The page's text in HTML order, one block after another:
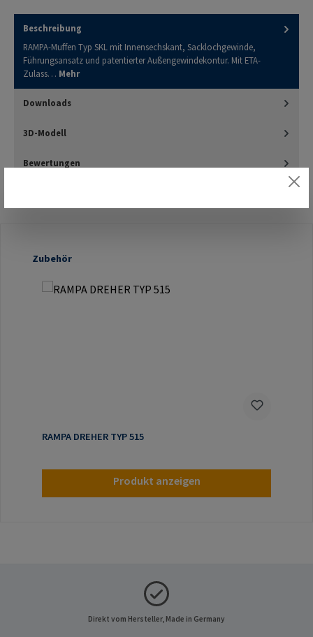
Beschreibung
RAMPA-Muffen Typ SKL mit Innensechskant, Sacklochgewinde,
Führungsansatz und patentierter Außengewindekontur. Mit ETA-
Zulass… Mehr
Downloads
3D-Modell
Bewertungen
Produktgalerie überspringen
Zubehör
RAMPA DREHER TYP 515
Produkt anzeigen
Direkt vom Hersteller, Made in Germany